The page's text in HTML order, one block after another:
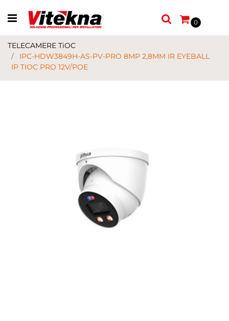
Open menu
0
TELECAMERE TiOC
IPC-HDW3849H-AS-PV-PRO 8MP 2,8MM IR EYEBALL
IP TIOC PRO 12V/POE